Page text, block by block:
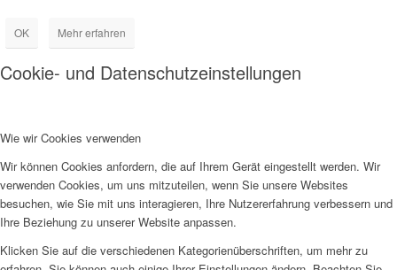
OK Mehr erfahren
Cookie- und Datenschutzeinstellungen
Wie wir Cookies verwenden
Wir können Cookies anfordern, die auf Ihrem Gerät eingestellt werden. Wir
verwenden Cookies, um uns mitzuteilen, wenn Sie unsere Websites
besuchen, wie Sie mit uns interagieren, Ihre Nutzererfahrung verbessern und
Ihre Beziehung zu unserer Website anpassen.
Klicken Sie auf die verschiedenen Kategorienüberschriften, um mehr zu